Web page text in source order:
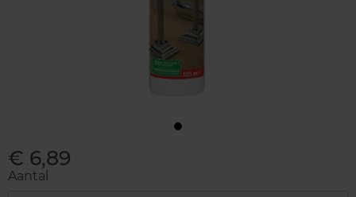
€ 6,89
Aantal